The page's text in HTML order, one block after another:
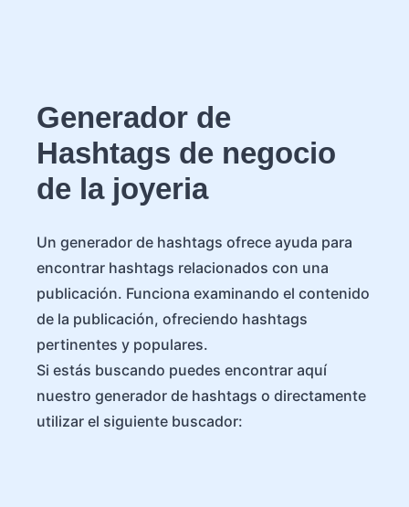
Generador de
Hashtags de negocio
de la joyeria
Un generador de hashtags ofrece ayuda para
encontrar hashtags relacionados con una
publicación. Funciona examinando el contenido
de la publicación, ofreciendo hashtags
pertinentes y populares.
Si estás buscando puedes encontrar aquí
nuestro generador de hashtags o directamente
utilizar el siguiente buscador: